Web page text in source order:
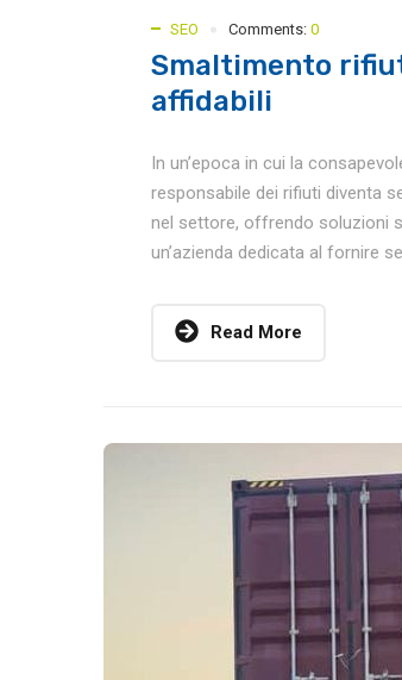
SEO Comments: 0
Smaltimento
affidabili
In un’epoca in cui la
responsabile dei rifiuti diventa
nel settore, offrendo soluzioni
un’azienda dedicata al fornire
Read More